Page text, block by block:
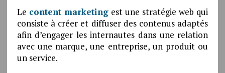
Le content marketingest une stratégie web qui
consiste à créer et diffuser des contenus adaptés
afin d’engager les internautes dans une relation
avec une marque, une entreprise, un produit ou
un service.